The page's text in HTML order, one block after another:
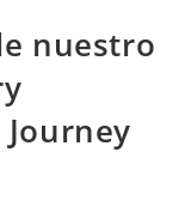
nuestro